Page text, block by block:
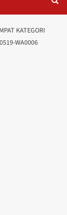
KATEGORI
WA0006